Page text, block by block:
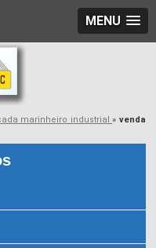
MENU
marinheiro industrial» venda